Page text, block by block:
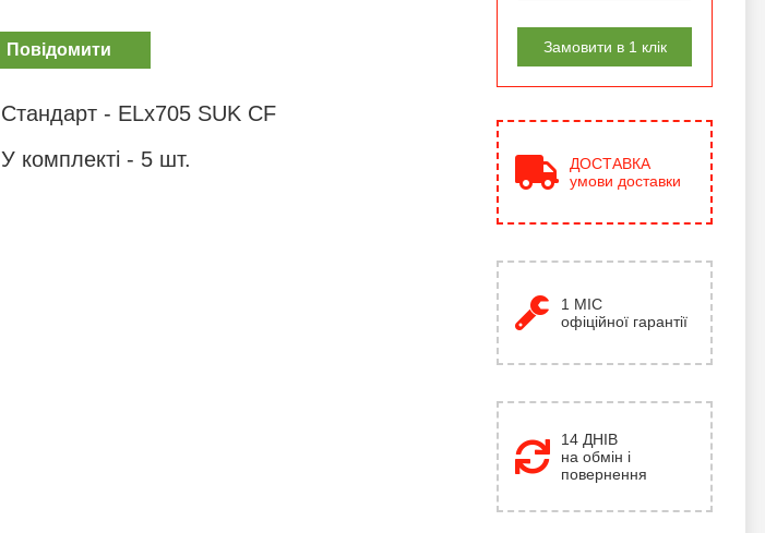
Повідомити
Стандарт - ELx705 SUK CF
У комплекті - 5 шт.
Замовити в 1 клік
ДОСТАВКА
умови доставки
1 МІС
офіційної гарантії
14 ДНІВ
на обмін і
повернення